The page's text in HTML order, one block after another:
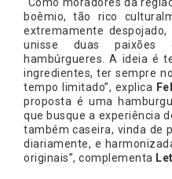
“Como moradores da
boêmio, tão rico
extremamente
unisse duas paixões
hambúrgueres. A ideia é
ingredientes, ter sempre
tempo limitado”, explica
proposta é uma
que busque a experiência
também caseira, vinda de
diariamente, e
originais”, complementa